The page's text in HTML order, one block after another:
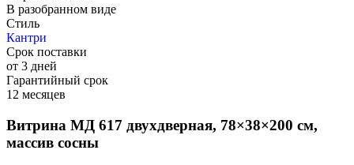
В разобранном виде
Стиль
Кантри
Срок поставки
от 3 дней
Гарантийный срок
12 месяцев
Витрина МД 617 двухдверная, 78×38×200 см,
массив сосны